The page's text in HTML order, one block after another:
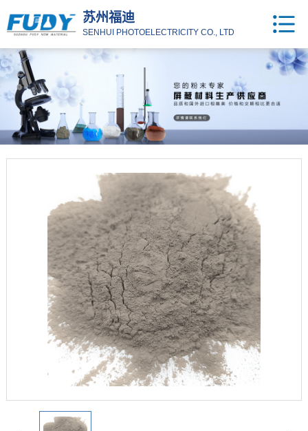
苏州福迪
SENHUI PHOTOELECTRICITY CO., LTD